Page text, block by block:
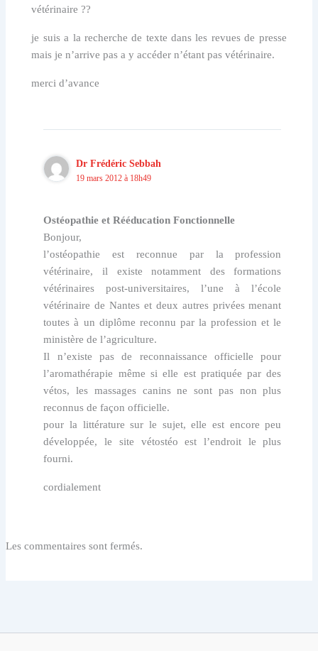
vétérinaire ??
je suis a la recherche de texte dans les revues de presse
mais je n’arrive pas a y accéder n’étant pas vétérinaire.
merci d’avance
Dr Frédéric Sebbah
19 mars 2012 à 18h49
Ostéopathie et Rééducation Fonctionnelle
Bonjour,
l’ostéopathie est reconnue par la profession
vétérinaire, il existe notamment des formations
vétérinaires post-universitaires, l’une à l’école
vétérinaire de Nantes et deux autres privées menant
toutes à un diplôme reconnu par la profession et le
ministère de l’agriculture.
Il n’existe pas de reconnaissance officielle pour
l’aromathérapie même si elle est pratiquée par des
vétos, les massages canins ne sont pas non plus
reconnus de façon officielle.
pour la littérature sur le sujet, elle est encore peu
développée, le site vétostéo est l’endroit le plus
fourni.
cordialement
Les commentaires sont fermés.